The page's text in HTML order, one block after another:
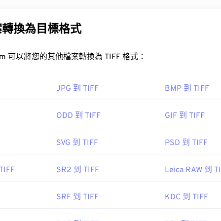
檔案？
常用的程序是 Windows 系統的 和 macOS 系統的
XnView MP
products/photoshop.html?
換為目標格式
FreeConvert.com 可以將您的其他檔案轉換為 TIFF 格式：
JPG 到 TIFF BMP 到 TIFF
ODD 到 TIFF GIF 到 TIFF
SVG 到 TIFF PSD 到 TIFF
SR2 到 TIFF Leica RAW 到
SRF 到 TIFF KDC 到 TIFF